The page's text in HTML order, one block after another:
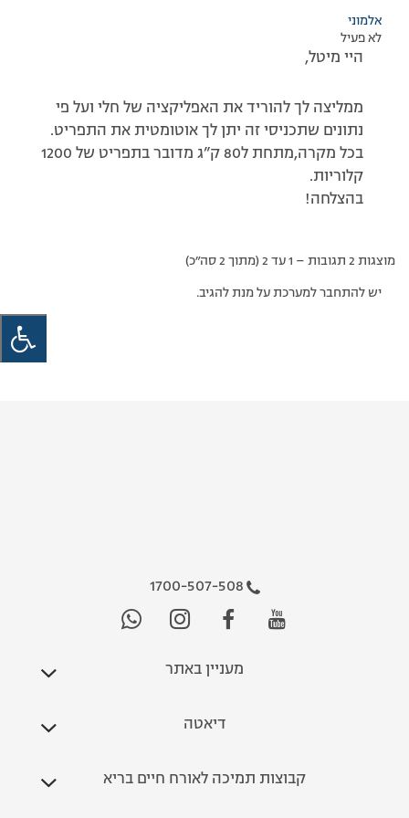
אלמוני
לא פעיל
היי מיטל,
ממליצה לך להוריד את האפליקציה של חלי ועל פי
נתונים שתכניסי זה יתן לך אוטומטית את התפריט.
בכל מקרה,מתחת ל80 ק”ג מדובר בתפריט של 1200
קלוריות.
בהצלחה!
מוצגות 2 תגובות – 1 עד 2 (מתוך 2 סה״כ)
יש להתחבר למערכת על מנת להגיב.
1700-507-508
מעניין באתר
דיאטה
קבוצות תמיכה לאורח חיים בריא